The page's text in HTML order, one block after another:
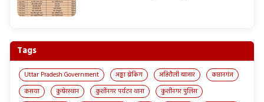
Tags
Uttar Pradesh Government अड्डा ब्रेकिंग अहिरौली बाजार
कप्तानगंज
कसया
कुबेरस्थान कुशीनगर पर्यटन थाना
कुशीनगर पुलिस